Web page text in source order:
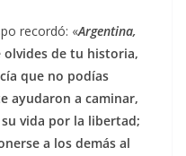
recordó: «Argentina,
olvides de tu historia,
que no podías
ayudaron a caminar,
vida por la libertad;
a los demás al